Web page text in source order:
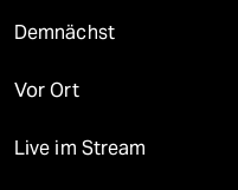
Demnächst
Vor Ort
Live im Stream